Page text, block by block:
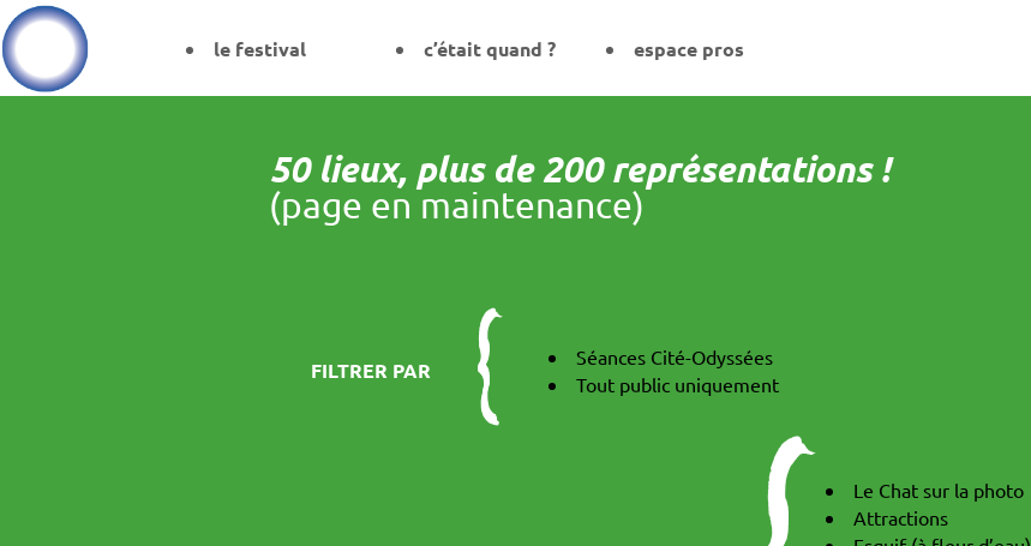
le festival c’était quand ? espace pros
50 lieux, plus de 200 représentations !
(page en maintenance)
FILTRER PAR
Séances Cité-Odyssées
Tout public uniquement
Le Chat sur la photo
Attractions